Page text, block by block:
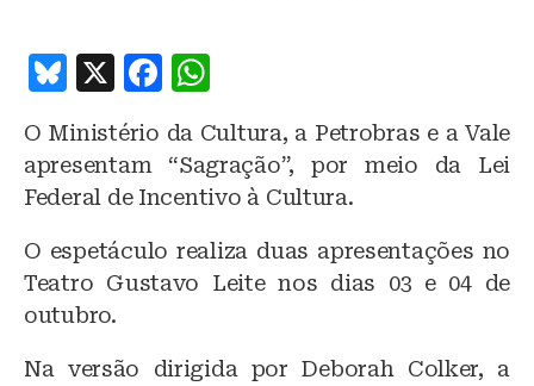
B
e
s
y
X
F
c
e
o
o
at
s
p
p
O Ministério da Cultura, a Petrobras e a Vale
apresentam “Sagração”, por meio da Lei
Federal de Incentivo à Cultura.
O espetáculo realiza duas apresentações no
Teatro Gustavo Leite nos dias 03 e 04 de
outubro.
Na versão dirigida por Deborah Colker, a